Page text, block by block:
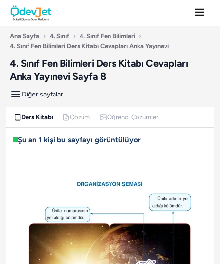
Ana Sayfa › 4. Sınıf › 4. Sınıf Fen Bilimleri ›
4. Sınıf Fen Bilimleri Ders Kitabı Cevapları Anka Yayınevi
4. Sınıf Fen Bilimleri Ders Kitabı Cevapları
Anka Yayınevi Sayfa 8
Diğer sayfalar
Ders Kitabı Çözüm Öğrenci Çözümleri
Şu an 1 kişi bu sayfayı görüntülüyor